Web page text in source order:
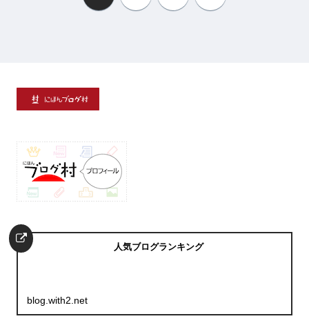
人気ブログランキング
blog.with2.net